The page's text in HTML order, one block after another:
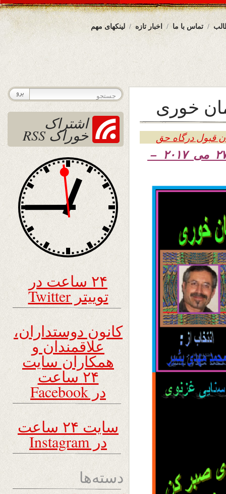
لینکهای مهم اخبار تازه تماس با ما
خوری
قبول درگاه حق
۱۳۹۶ – ۲۷ می ۲۰۱۷ –
اشتراک
خوراک RSS
۲۴ ساعت در
توییتر Twitter
کانون دوستداران،
علاقمندان و
همکاران سایت
۲۴ ساعت
در Facebook
سایت ۲۴ ساعت
در Instagram
دسته‌ها